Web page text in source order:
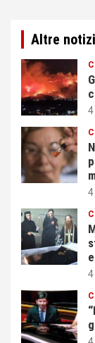
Altre